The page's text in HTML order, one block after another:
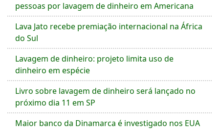
pessoas por lavagem de dinheiro em Americana
Lava Jato recebe premiação internacional na África
do Sul
Lavagem de dinheiro: projeto limita uso de
dinheiro em espécie
Livro sobre lavagem de dinheiro será lançado no
próximo dia 11 em SP
Maior banco da Dinamarca é investigado nos EUA